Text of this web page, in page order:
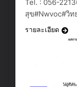
Tel. : 056-
สุข#Nwvoc#วิท
รายละเอียด